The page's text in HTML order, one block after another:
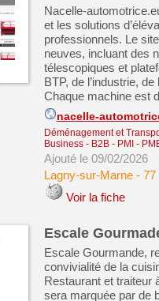
Nacelle-
et les solutions
professionnels. Le
neuves, incluant des
télescopiques et
BTP, de l’industrie,
Chaque machine est
nacelle-
Déménagement et
Business - B2B - PMI -
Ajouté le 09/02/2026
Lagny-sur-Marne- 77
Voir la fiche
Escale
Escale Gourmande,
convivialité de la
Restaurant et traiteur
sera marquée par de